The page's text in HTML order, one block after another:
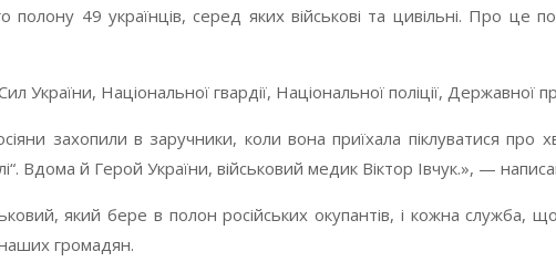
полону 49 українців, серед яких військові та цивільні. Про
України, Національної гвардії, Національної поліції, Державної
захопили в заручники, коли вона приїхала піклуватися про
Вдома й Герой України, військовий медик Віктор Івчук.», —
який бере в полон російських окупантів, і кожна служба,
громадян.